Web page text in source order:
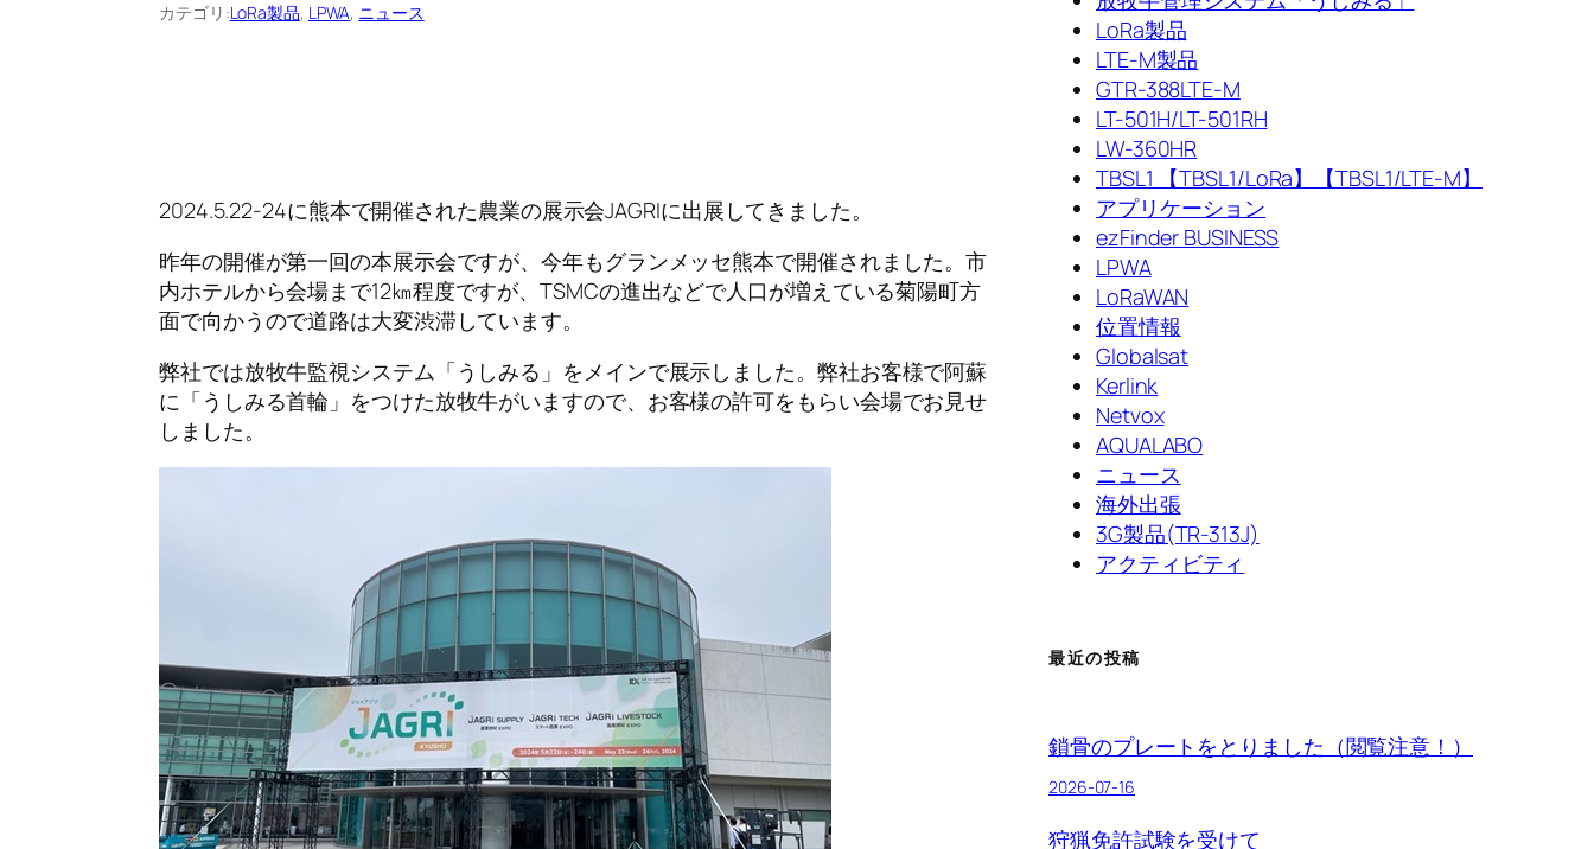
カテゴリ:LoRa製品, LPWA, ニュース
2024.5.22-24に熊本で開催された農業の展示会JAGRIに出展してきました。
昨年の開催が第一回の本展示会ですが、今年もグランメッセ熊本で開催されました。市
内ホテルから会場まで12㎞程度ですが、TSMCの進出などで人口が増えている菊陽町方
面で向かうので道路は大変渋滞しています。
弊社では放牧牛監視システム「うしみる」をメインで展示しました。弊社お客様で阿蘇
に「うしみる首輪」をつけた放牧牛がいますので、お客様の許可をもらい会場でお見せ
しました。
LoRa製品
LTE-M製品
GTR-388LTE-M
LT-501H/LT-501RH
LW-360HR
TBSL1 【TBSL1/LoRa】【TBSL1/LTE-M】
アプリケーション
ezFinder BUSINESS
LPWA
LoRaWAN
位置情報
Globalsat
Kerlink
Netvox
AQUALABO
ニュース
海外出張
3G製品(TR-313J)
アクティビティ
最近の投稿
鎖骨のプレートをとりました（閲覧注意！）
2026-07-16
狩猟免許試験を受けて